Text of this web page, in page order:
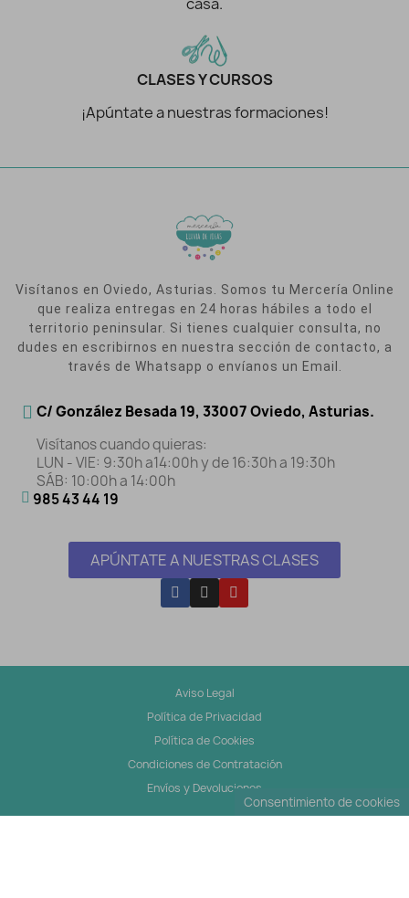
CLASES Y CURSOS
¡Apúntate a nuestras formaciones!
Visítanos en Oviedo, Asturias. Somos tu Mercería Online
que realiza entregas en 24 horas hábiles a todo el
territorio peninsular. Si tienes cualquier consulta, no
dudes en escribirnos en nuestra sección de contacto, a
través de Whatsapp o envíanos un Email.
C/ González Besada 19, 33007 Oviedo, Asturias.
Visítanos cuando quieras:
LUN - VIE: 9:30h a14:00h y de 16:30h a 19:30h
SÁB: 10:00h a 14:00h
985 43 44 19
APÚNTATE A NUESTRAS CLASES
Aviso Legal
Política de Privacidad
Política de Cookies
Condiciones de Contratación
Envíos y Devoluciones
Consentimiento de cookies